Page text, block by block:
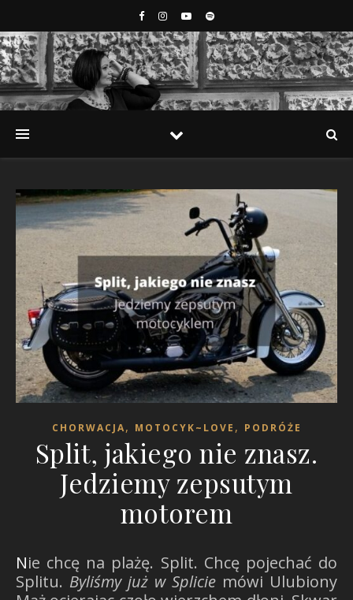
CHORWACJA, MOTOCYK~LOVE , PODRÓŻE
Split, jakiego nie znasz.
Jedziemy zepsutym
motorem
Nie chcę na plażę. Split. Chcę pojechać do
Splitu. Byliśmy już w Splicie mówi Ulubiony